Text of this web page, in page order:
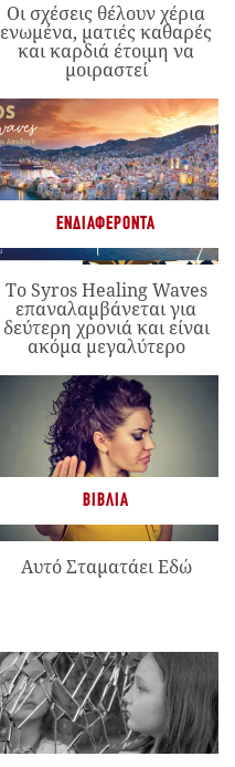
Οι σχέσεις θέλουν χέρια
ενωμένα, ματιές καθαρές
και καρδιά έτοιμη να
μοιραστεί
ΕΝΔΙΑΦΈΡΟΝΤΑ
Το Syros Healing Waves
επαναλαμβάνεται για
δεύτερη χρονιά και είναι
ακόμα μεγαλύτερο
ΒΙΒΛΊΑ
Αυτό Σταματάει Εδώ